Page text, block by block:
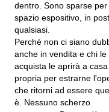
dentro. Sono sparse per
spazio espositivo, in
qualsiasi.
Perché non ci siano
anche in vendita e chi le
acquista le aprirà a casa
propria per estrarne
che ritorni ad essere
è. Nessuno scherzo